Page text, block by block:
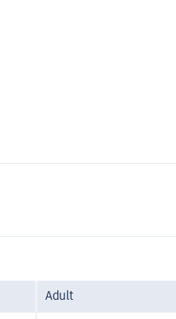
Adult